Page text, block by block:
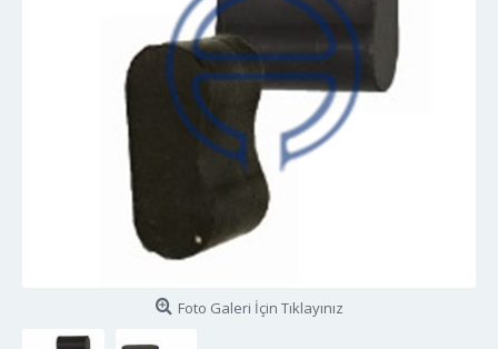
Foto Galeri İçin Tıklayınız